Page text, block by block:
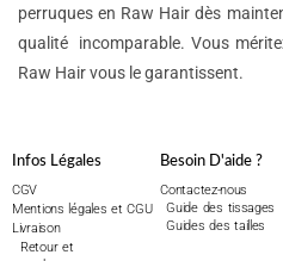
perruques en Raw Hair dès
qualité incomparable. Vous
Raw Hair vous le garantissent.
Infos Légales
CGV
Mentions légales et CGU
Livraison
Retour et
Besoin D'aide ?
Contactez-nous
Guide des tissages
Guides des tailles